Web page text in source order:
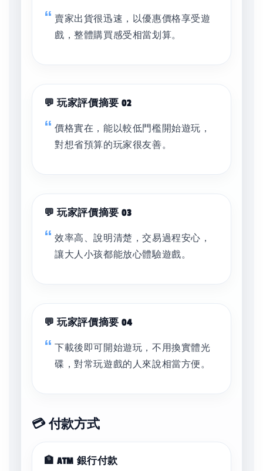
賣家出貨很迅速，以優惠價格享受遊
戲，整體購買感受相當划算。
💬 玩家評價摘要 02
價格實在，能以較低門檻開始遊玩，
對想省預算的玩家很友善。
💬 玩家評價摘要 03
效率高、說明清楚，交易過程安心，
讓大人小孩都能放心體驗遊戲。
💬 玩家評價摘要 04
下載後即可開始遊玩，不用換實體光
碟，對常玩遊戲的人來說相當方便。
💳 付款方式
🏦 ATM 銀行付款